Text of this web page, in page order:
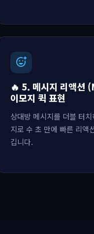
add_reaction
🔥 5. 메시지 리액
이모지 퀵 표현
상대방 메시지를 더블 터
지로 수 초 만에 빠른 리
깁니다.